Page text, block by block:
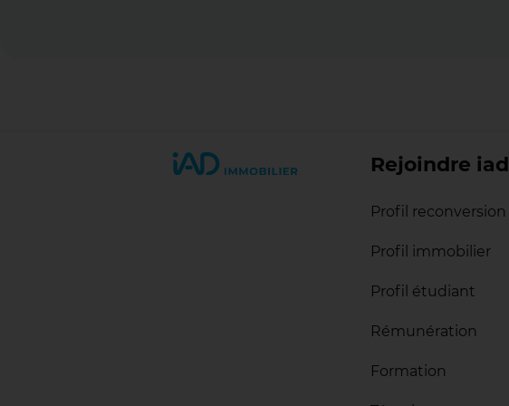
Rejoindre iad
Profil reconversion
Profil immobilier
Profil étudiant
Rémunération
Formation